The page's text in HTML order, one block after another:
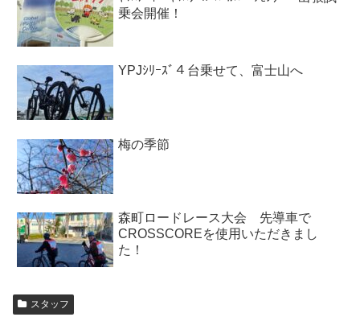
乗会開催！
YPJｼﾘｰｽﾞ４台乗せて、富士山へ
梅の季節
森町ロードレース大会 先導車で
CROSSCOREを使用いただきまし
た！
スタッフ